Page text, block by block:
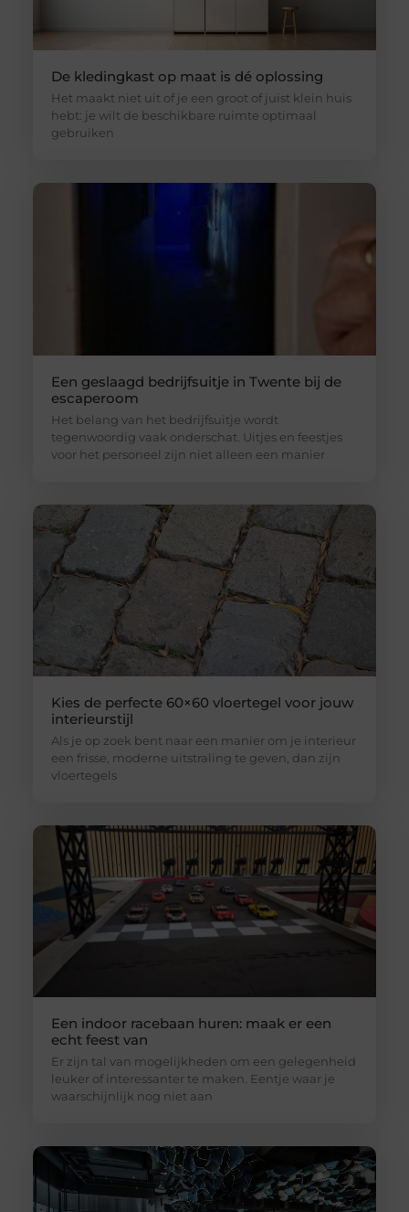
De kledingkast op maat is dé oplossing
Het maakt niet uit of je een groot of juist klein huis
hebt: je wilt de beschikbare ruimte optimaal
gebruiken
Een geslaagd bedrijfsuitje in Twente bij de
escaperoom
Het belang van het bedrijfsuitje wordt
tegenwoordig vaak onderschat. Uitjes en feestjes
voor het personeel zijn niet alleen een manier
Kies de perfecte 60×60 vloertegel voor jouw
interieurstijl
Als je op zoek bent naar een manier om je interieur
een frisse, moderne uitstraling te geven, dan zijn
vloertegels
Een indoor racebaan huren: maak er een
echt feest van
Er zijn tal van mogelijkheden om een gelegenheid
leuker of interessanter te maken. Eentje waar je
waarschijnlijk nog niet aan